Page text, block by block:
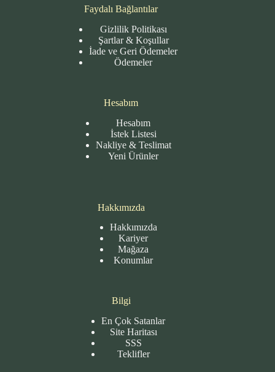
Faydalı Bağlantılar
Gizlilik Politikası
Şartlar & Koşullar
İade ve Geri Ödemeler
Ödemeler
Hesabım
Hesabım
İstek Listesi
Nakliye & Teslimat
Yeni Ürünler
Hakkımızda
Hakkımızda
Kariyer
Mağaza
Konumlar
Bilgi
En Çok Satanlar
Site Haritası
SSS
Teklifler